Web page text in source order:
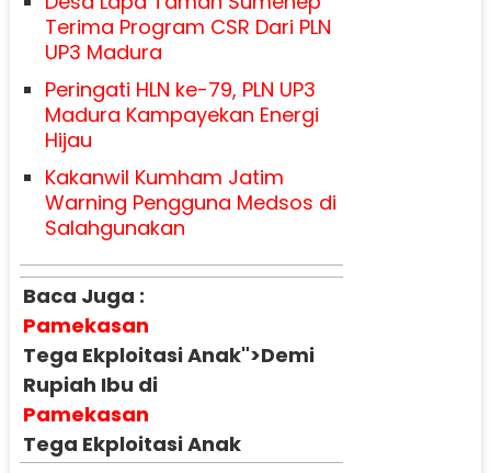
Terima Program CSR Dari PLN
UP3 Madura
Peringati HLN ke-79, PLN UP3
Madura Kampayekan Energi
Hijau
Kakanwil Kumham Jatim
Warning Pengguna Medsos di
Salahgunakan
Baca Juga :
Pamekasan
Tega Ekploitasi Anak">Demi
Rupiah Ibu di
Pamekasan
Tega Ekploitasi Anak